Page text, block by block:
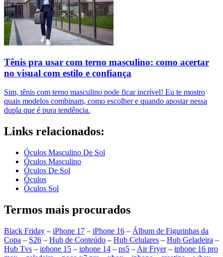
Tênis pra usar com terno masculino: como acertar
no visual com estilo e confiança
Sim, tênis com terno masculino pode ficar incrível! Eu te mostro
quais modelos combinam, como escolher e quando apostar nessa
dupla que é pura tendência.
Links relacionados:
Óculos Masculino De Sol
Óculos Masculino
Óculos De Sol
Óculos
Óculos Sol
Termos mais procurados
Black Friday – iPhone 17 – iPhone 16 – Álbum de Figurinhas da
Copa – S26 – Hub de Conteúdo – Hub Celulares – Hub Geladeira –
Hub Tvs – iphone 15 – iphone 14 – ps5 – Air Fryer– iphone 16 pro